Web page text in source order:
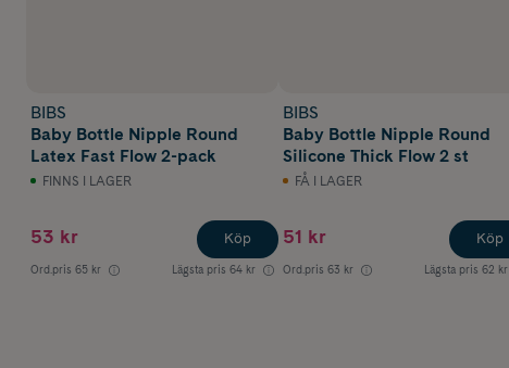
BIBS
Baby Bottle Nipple Round
Latex Fast Flow 2-pack
FINNS I LAGER
53 kr
Ord.pris 65 kr Lägsta pris 64 kr
Köp
BIBS
Baby Bottle Nipple Round
Silicone Thick Flow 2 st
FÅ I LAGER
51 kr
Ord.pris 63 kr Lägsta pris 62 kr
Köp